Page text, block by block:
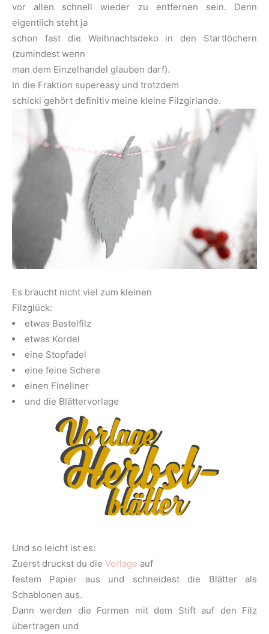
vor allen schnell wieder zu entfernen sein. Denn
eigentlich steht ja
schon fast die Weihnachtsdeko in den Startlöchern
(zumindest wenn
man dem Einzelhandel glauben darf).
In die Fraktion supereasy und trotzdem
schicki gehört definitiv meine kleine Filzgirlande.
Es braucht nicht viel zum kleinen
Filzglück:
etwas Bastelfilz
etwas Kordel
eine Stopfadel
eine feine Schere
einen Fineliner
und die Blättervorlage
Und so leicht ist es:
Zuerst druckst du die Vorlage auf
festem Papier aus und schneidest die Blätter als
Schablonen aus.
Dann werden die Formen mit dem Stift auf den Filz
übertragen und